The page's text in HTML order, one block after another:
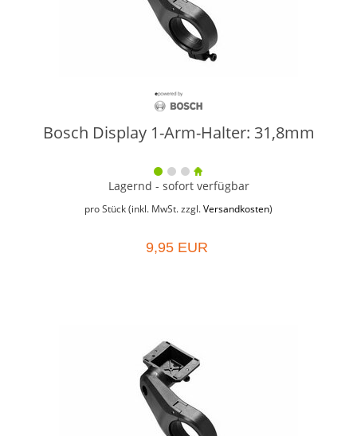
Bosch Display 1-Arm-Halter: 31,8mm
Lagernd - sofort verfügbar
pro Stück (inkl. MwSt. zzgl. Versandkosten)
9,95 EUR